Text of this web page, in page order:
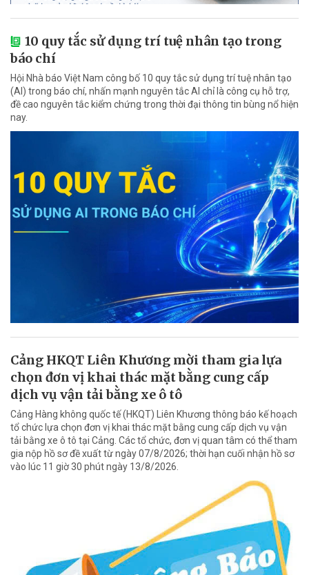
10 quy tắc sử dụng trí tuệ nhân tạo trong
báo chí
Hội Nhà báo Việt Nam công bố 10 quy tắc sử dụng trí tuệ nhân tạo
(AI) trong báo chí, nhấn mạnh nguyên tắc AI chỉ là công cụ hỗ trợ,
đề cao nguyên tắc kiểm chứng trong thời đại thông tin bùng nổ hiện
nay.
Cảng HKQT Liên Khương mời tham gia lựa
chọn đơn vị khai thác mặt bằng cung cấp
dịch vụ vận tải bằng xe ô tô
Cảng Hàng không quốc tế (HKQT) Liên Khương thông báo kế hoạch
tổ chức lựa chọn đơn vị khai thác mặt bằng cung cấp dịch vụ vận
tải bằng xe ô tô tại Cảng. Các tổ chức, đơn vị quan tâm có thể tham
gia nộp hồ sơ đề xuất từ ngày 07/8/2026; thời hạn cuối nhận hồ sơ
vào lúc 11 giờ 30 phút ngày 13/8/2026.